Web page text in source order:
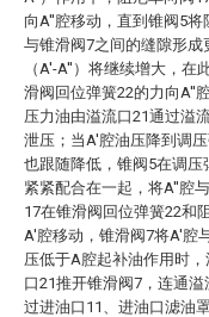
向A′′腔移动，直到锥阀5
与锥滑阀7之间的缝隙形
（A′-A′′）将继续增大，
滑阀回位弹簧22的力向A′′
压力油由溢流口21通过溢
泄压；当A′腔油压降到调
也跟随降低，锥阀5在调
紧紧配合在一起，将A′′腔
17在锥滑阀回位弹簧22和
A′腔移动，锥滑阀7将A′
压低于A腔起补油作用时
口21推开锥滑阀7，连通溢
过进油口11、进油口滤油